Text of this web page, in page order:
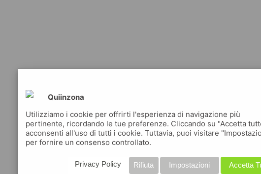
Quiinzona
Utilizziamo i cookie per offrirti l'esperienza di navigazione più
pertinente, ricordando le tue preferenze. Cliccando su "Accetta
acconsenti all'uso di tutti i cookie. Tuttavia, puoi visitare
per fornire un consenso controllato.
Accetta
Impostazioni
Rifiuta
Privacy Policy